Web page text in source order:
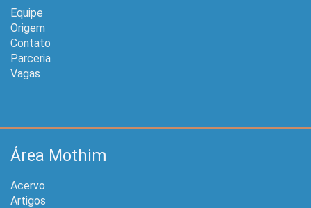
Equipe
Origem
Contato
Parceria
Vagas
Área Mothim
Acervo
Artigos